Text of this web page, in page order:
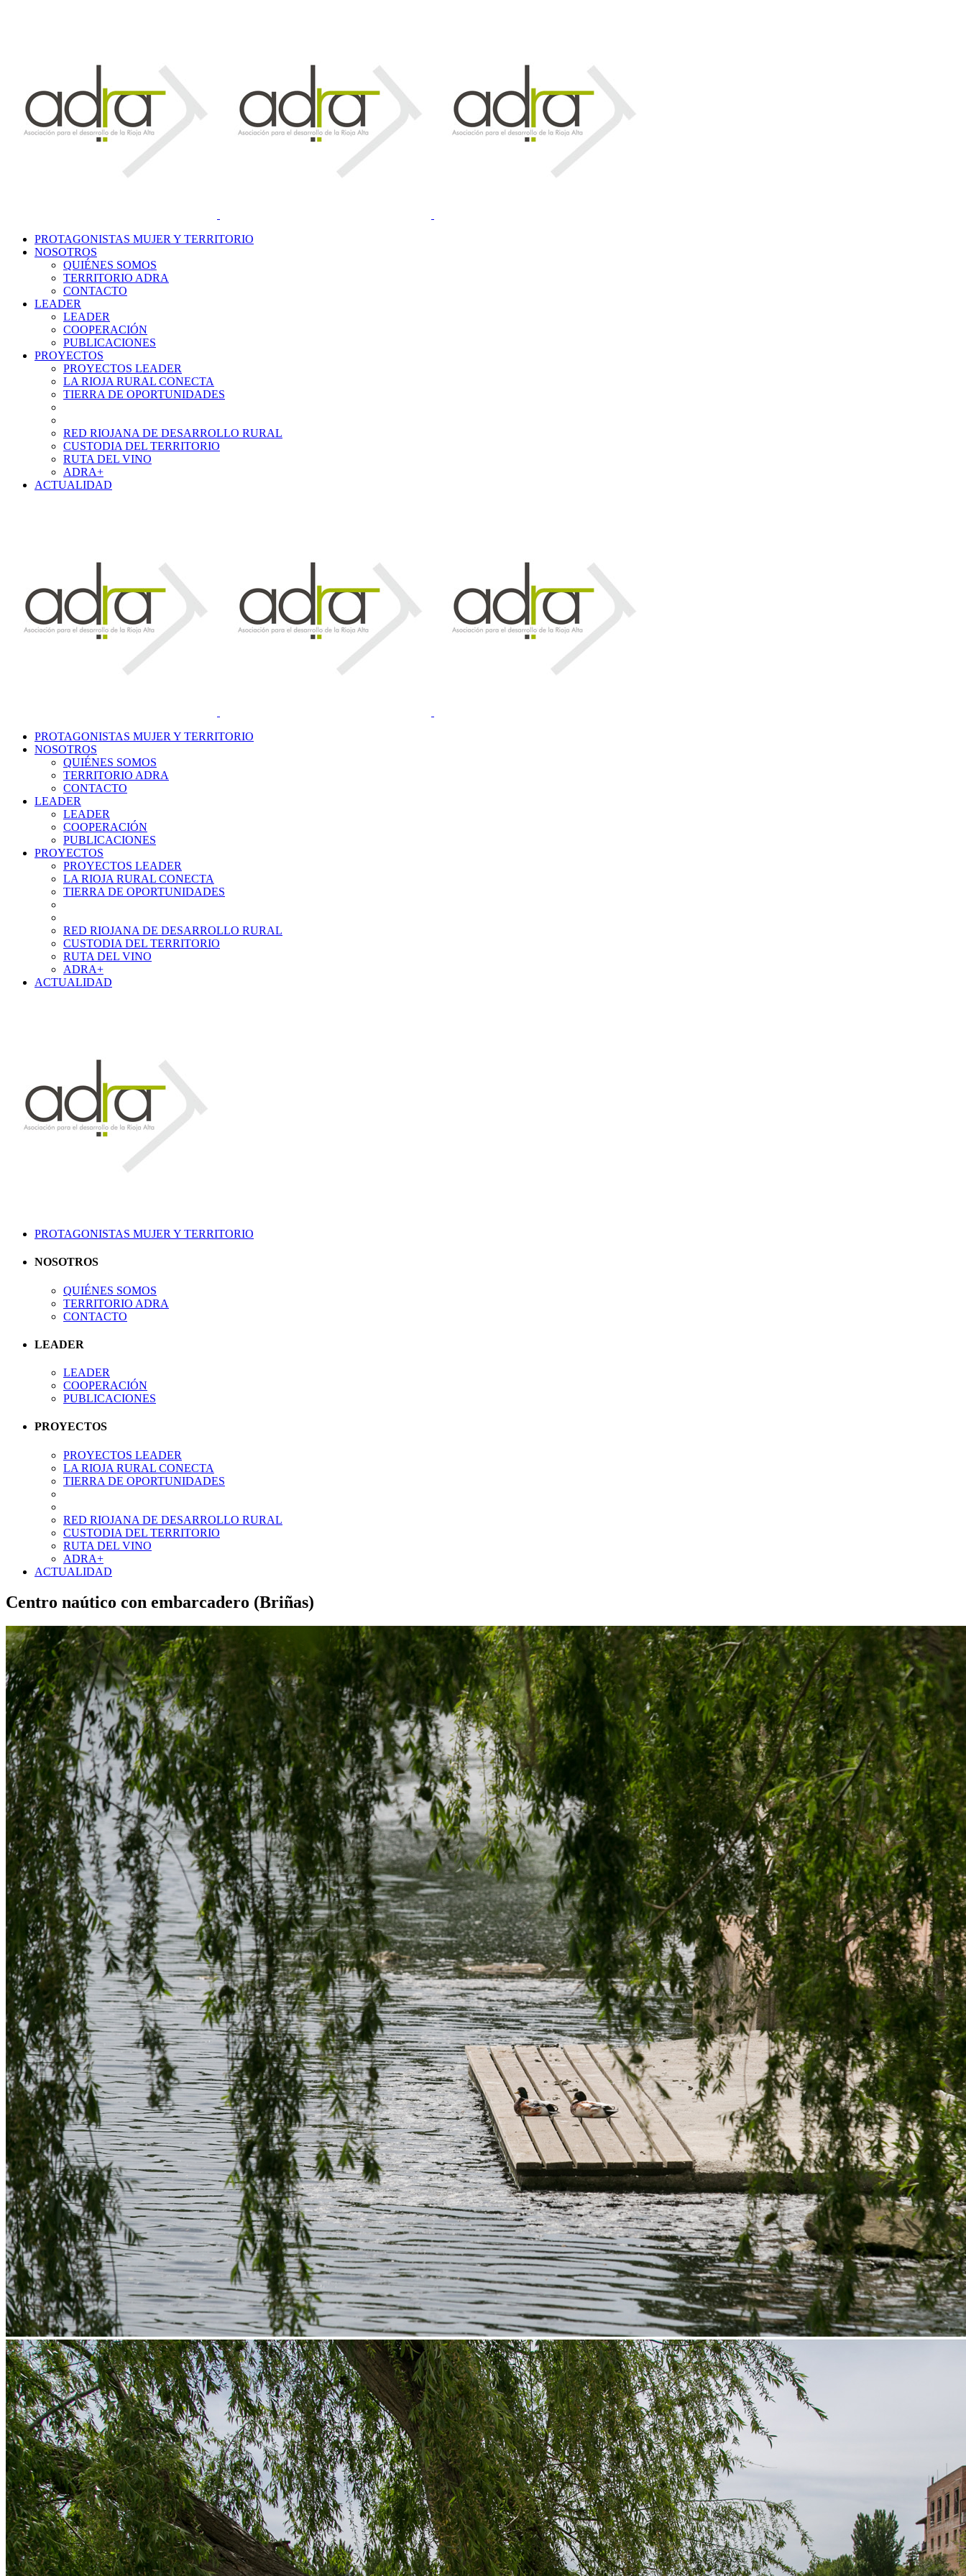
PROTAGONISTAS MUJER Y TERRITORIO
NOSOTROS
QUIÉNES SOMOS
TERRITORIO ADRA
CONTACTO
LEADER
LEADER
COOPERACIÓN
PUBLICACIONES
PROYECTOS
PROYECTOS LEADER
LA RIOJA RURAL CONECTA
TIERRA DE OPORTUNIDADES
RED RIOJANA DE DESARROLLO RURAL
CUSTODIA DEL TERRITORIO
RUTA DEL VINO
ADRA+
ACTUALIDAD
PROTAGONISTAS MUJER Y TERRITORIO
NOSOTROS
QUIÉNES SOMOS
TERRITORIO ADRA
CONTACTO
LEADER
LEADER
COOPERACIÓN
PUBLICACIONES
PROYECTOS
PROYECTOS LEADER
LA RIOJA RURAL CONECTA
TIERRA DE OPORTUNIDADES
RED RIOJANA DE DESARROLLO RURAL
CUSTODIA DEL TERRITORIO
RUTA DEL VINO
ADRA+
ACTUALIDAD
PROTAGONISTAS MUJER Y TERRITORIO
NOSOTROS
QUIÉNES SOMOS
TERRITORIO ADRA
CONTACTO
LEADER
LEADER
COOPERACIÓN
PUBLICACIONES
PROYECTOS
PROYECTOS LEADER
LA RIOJA RURAL CONECTA
TIERRA DE OPORTUNIDADES
RED RIOJANA DE DESARROLLO RURAL
CUSTODIA DEL TERRITORIO
RUTA DEL VINO
ADRA+
ACTUALIDAD
Centro naútico con embarcadero (Briñas)